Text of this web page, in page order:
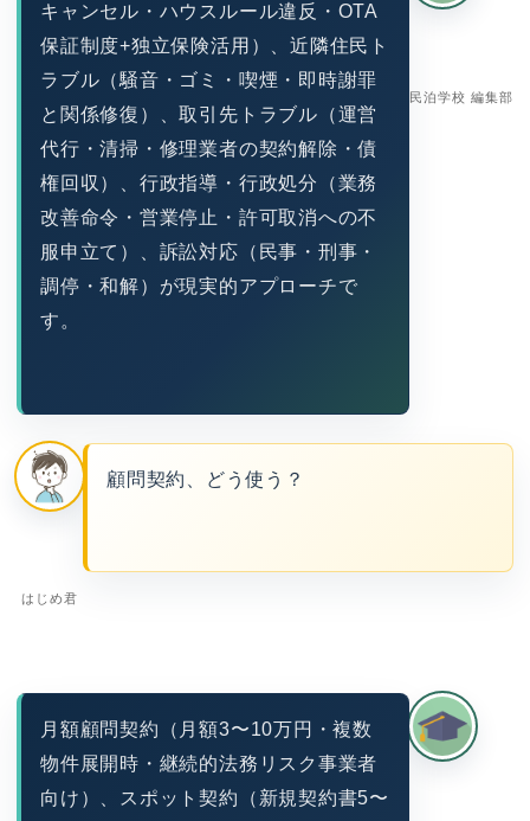
民泊学校 編集部
キャンセル・ハウスルール違反・OTA
保証制度+独立保険活用）、近隣住民ト
ラブル（騒音・ゴミ・喫煙・即時謝罪
と関係修復）、取引先トラブル（運営
代行・清掃・修理業者の契約解除・債
権回収）、行政指導・行政処分（業務
改善命令・営業停止・許可取消への不
服申立て）、訴訟対応（民事・刑事・
調停・和解）が現実的アプローチで
す。
はじめ君
顧問契約、どう使う？
月額顧問契約（月額3〜10万円・複数
物件展開時・継続的法務リスク事業者
向け）、スポット契約（新規契約書5〜